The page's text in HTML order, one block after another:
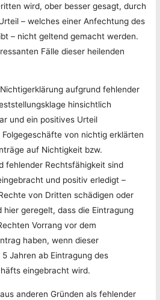
wird, ober besser gesagt, durch
– welches einer Anfechtung des
– nicht geltend gemacht werden.
Fälle dieser heilenden
aufgrund fehlender
hinsichtlich
und ein positives Urteil
von nichtig erklärten
auf Nichtigkeit bzw.
fehlender Rechtsfähigkeit sind
und positiv erledigt –
von Dritten schädigen oder
hier geregelt, dass die Eintragung
Vorrang vor dem
haben, wenn dieser
Jahren ab Eintragung des
eingebracht wird.
anderen Gründen als fehlender